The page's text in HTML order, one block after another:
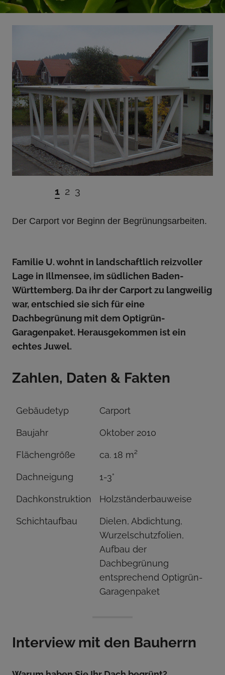
Der Carport vor Beginn der Begrünungsarbeiten.
1 2 3
Familie U. wohnt in landschaftlich reizvoller
Lage in Illmensee, im südlichen Baden-
Württemberg. Da ihr der Carport zu langweilig
war, entschied sie sich für eine
Dachbegrünung mit dem Optigrün-
Garagenpaket. Herausgekommen ist ein
echtes Juwel.
Zahlen, Daten & Fakten
Gebäudetyp Carport
Baujahr Oktober 2010
Flächengröße ca. 18 m²
Dachneigung 1-3°
Dachkonstruktion Holzständerbauweise
Schichtaufbau
Dielen, Abdichtung,
Wurzelschutzfolien,
Aufbau der
Dachbegrünung
entsprechend Optigrün-
Garagenpaket
Interview mit den Bauherrn